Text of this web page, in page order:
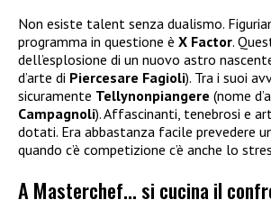
Non esiste talent senza dualismo.
programma in questione è X Factor.
dell’esplosione di un nuovo astro
d’arte di Piercesare Fagioli). Tra i suoi
sicuramente Tellynonpiangere (nome
Campagnoli). Affascinanti, tenebrosi e
dotati. Era abbastanza facile prevedere
quando c’è competizione c’è anche lo
A Masterchef… si cucina il